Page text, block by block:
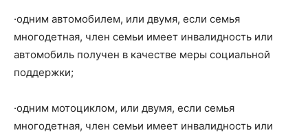
·одним автомобилем, или двумя, если семья
многодетная, член семьи имеет инвалидность или
автомобиль получен в качестве меры социальной
поддержки;
·одним мотоциклом, или двумя, если семья
многодетная, член семьи имеет инвалидность или